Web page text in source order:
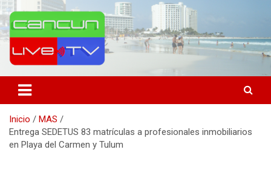
Saltar
al
contenido
Cancún Live Tv
Inicio
MAS
Entrega SEDETUS 83 matrículas a profesionales inmobiliarios
en Playa del Carmen y Tulum